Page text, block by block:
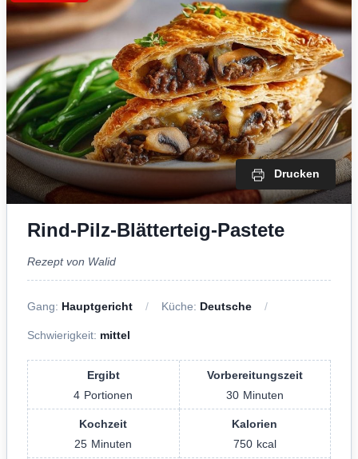
Drucken
Rind-Pilz-Blätterteig-Pastete
Rezept von Walid
Gang: Hauptgericht Küche: Deutsche
Schwierigkeit: mittel
Ergibt
4 Portionen
Vorbereitungszeit
30 Minuten
Kochzeit
25 Minuten
Kalorien
750 kcal